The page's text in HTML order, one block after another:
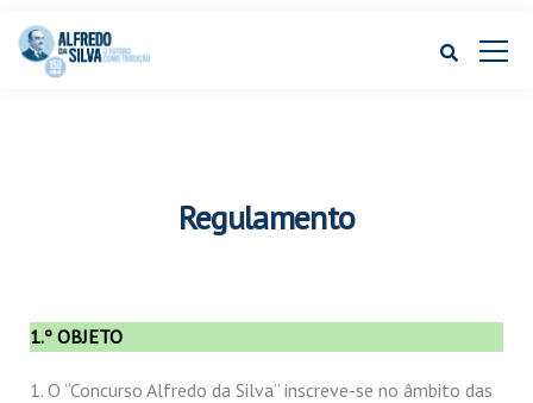
Regulamento
1.º OBJETO
1. O “Concurso Alfredo da Silva” inscreve-se no âmbito das